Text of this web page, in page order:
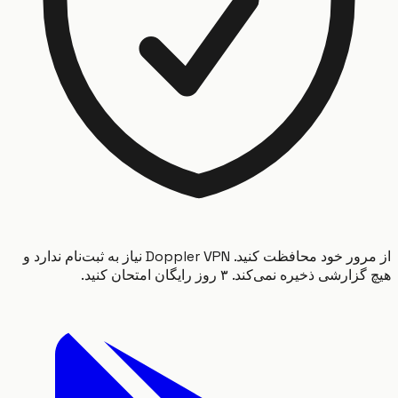
از مرور خود محافظت کنید. Doppler VPN نیاز به ثبت‌نام ندارد و
ذخیره نمی‌کند. ۳ روز رایگان امتحان کنید.